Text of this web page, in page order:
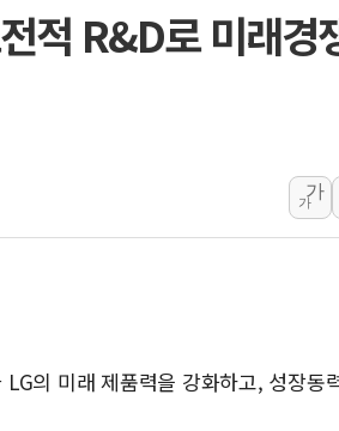
[종합] 김민석, 정청
민주당 경북도당위
[속보] 민주, 경북
[속보] 민주, 대구
하나금융, 명동 소상
인천시 광복절 현
적 R&D로 미래경
가
가
의 미래 제품력을 강화하고, 성장동